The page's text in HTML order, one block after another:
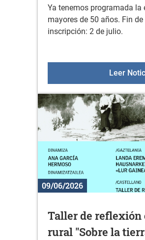
Ya tenemos programada la
mayores de 50 años. Fin
inscripción: 2 de julio.
Leer
09/06/2026
Taller de reflexión
rural "Sobre la